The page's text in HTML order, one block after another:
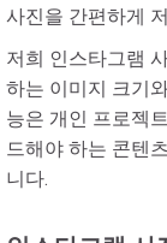
사진을 간편하게
저희 인스타그램
하는 이미지 크기
능은 개인 프로젝
드해야 하는 콘텐
니다.